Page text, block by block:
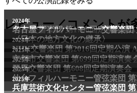
レビュー／コメントが
2011年
NHK交響楽団 第1706回定期公演
2024年
名古屋フィルハーモニー交響楽団
〈日本の地方文化の継承〉
2024年
NHK交響楽団 第2016回定期公演
2025年
京都市交響楽団 第699回定期演奏
2025年
群馬交響楽団 第608回定期演奏会
2025年
仙台フィルハーモニー管弦楽団
2025年
兵庫芸術文化センター管弦楽団